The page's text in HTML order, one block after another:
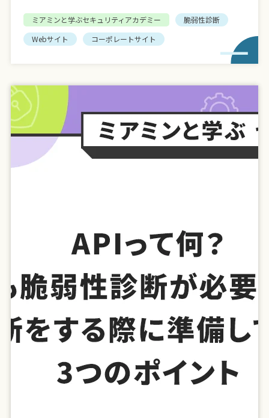
ミアミンと学ぶセキュリティアカデミー
脆弱性診断
Webサイト
コーポレートサイト